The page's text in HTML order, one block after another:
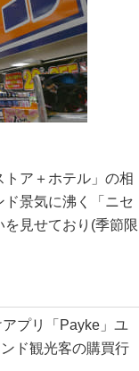
ア＋ホテル」の相
景気に沸く「ニセ
見せており(季節限
プリ「Payke」ユ
ド観光客の購買行